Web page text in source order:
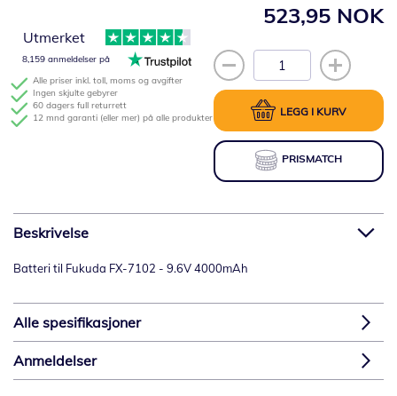
523,95 NOK
LEGG I KURV
PRISMATCH
Alle priser inkl. toll, moms og avgifter
Ingen skjulte gebyrer
60 dagers full returrett
12 mnd garanti (eller mer) på alle produkter
Utmerket
8,159 anmeldelser på
Beskrivelse
Batteri til Fukuda FX-7102 - 9.6V 4000mAh
Alle spesifikasjoner
Anmeldelser